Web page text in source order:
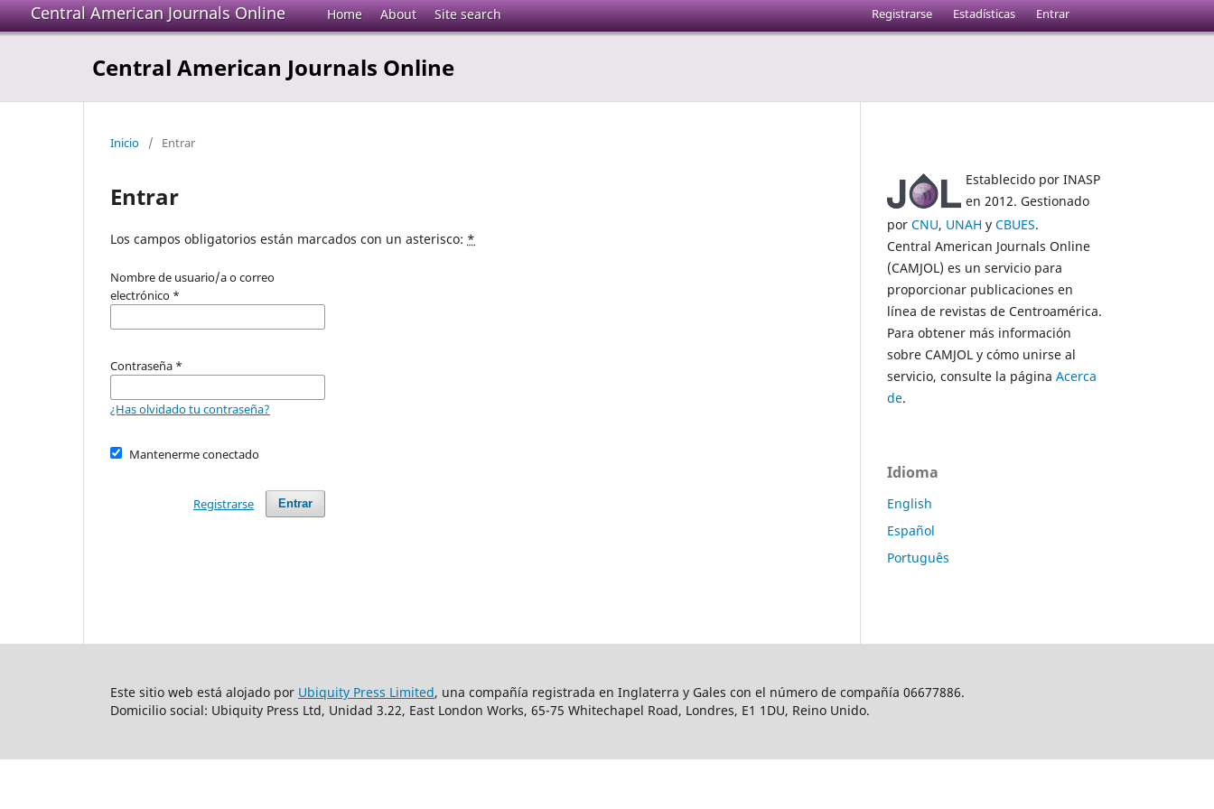
Central American Journals Online Home About Site search
Central American Journals Online
Registrarse Estadísticas Entrar
Inicio / Entrar
Entrar
Los campos obligatorios están marcados con un asterisco: *
Nombre de usuario/a o correo
electrónico *
Contraseña *
¿Has olvidado tu contraseña?
Mantenerme conectado
Entrar
Registrarse
Establecido por INASP
en 2012. Gestionado
por CNU, UNAH y CBUES.
Central American Journals Online
(CAMJOL) es un servicio para
proporcionar publicaciones en
línea de revistas de Centroamérica.
Para obtener más información
sobre CAMJOL y cómo unirse al
servicio, consulte la página Acerca
de.
Idioma
English
Español
Português
Este sitio web está alojado por Ubiquity Press Limited, una compañía registrada en Inglaterra y Gales con el número de compañía 06677886.
Domicilio social: Ubiquity Press Ltd, Unidad 3.22, East London Works, 65-75 Whitechapel Road, Londres, E1 1DU, Reino Unido.